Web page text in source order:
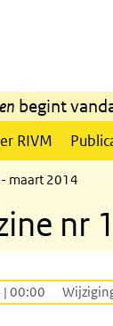
begint
RIVM
maart 2014
nr
00:00